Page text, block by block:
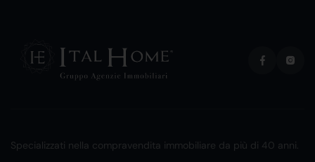
Specializzati nella compravendita immobiliare da più di 40 anni.